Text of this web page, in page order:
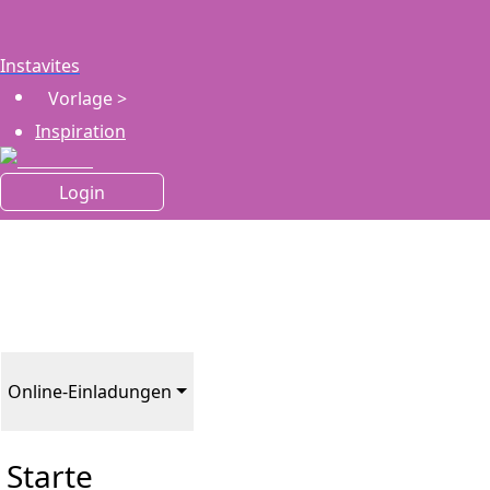
Instavites
Vorlage >
Inspiration
Login
Online-Einladungen
Starte